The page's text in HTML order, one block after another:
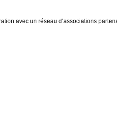
avec un réseau d’associations